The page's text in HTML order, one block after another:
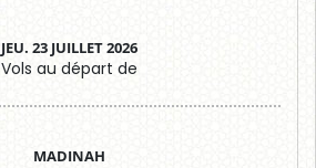
JEU. 23 JUILLET 2026
Vols au départ de
MADINAH